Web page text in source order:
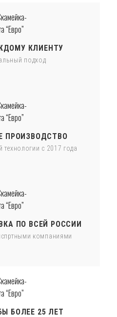
КЛИЕНТУ
подход
ПРОИЗВОДСТВО
технологии с 2017 года
ПО ВСЕЙ РОССИИ
компаниями
БОЛЕЕ 25 ЛЕТ